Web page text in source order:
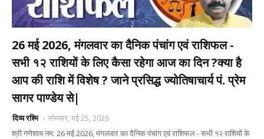
26 मई 2026, मंगलवार का दैनिक पंचांग एवं राशिफल -
सभी १२ राशियों के लिए कैसा रहेगा आज का दिन ?क्या है
आप की राशि में विशेष ? जाने प्रसिद्ध ज्योतिषाचार्य पं. प्रेम
सागर पाण्डेय से|
दिव्य रश्मि
सोमवार, मई 25, 2026
श्री गणेशाय नम: 26 मई 2026, मंगलवार का दैनिक पंचांग एवं राशिफल - सभी १२ राशियों के